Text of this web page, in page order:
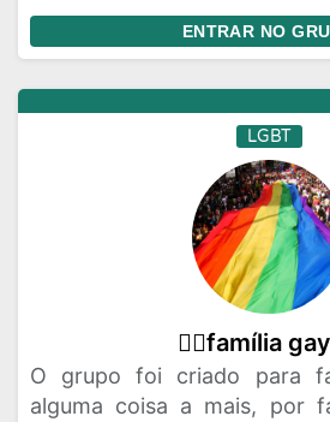
ENTRAR NO
LGBT
🏳‍🌈família
O grupo foi criado para
alguma coisa a mais, por